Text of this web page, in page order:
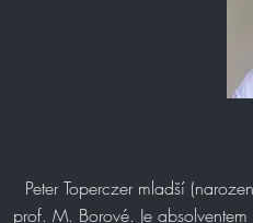
Peter Toperczer mladší
prof. M. Borové. Je